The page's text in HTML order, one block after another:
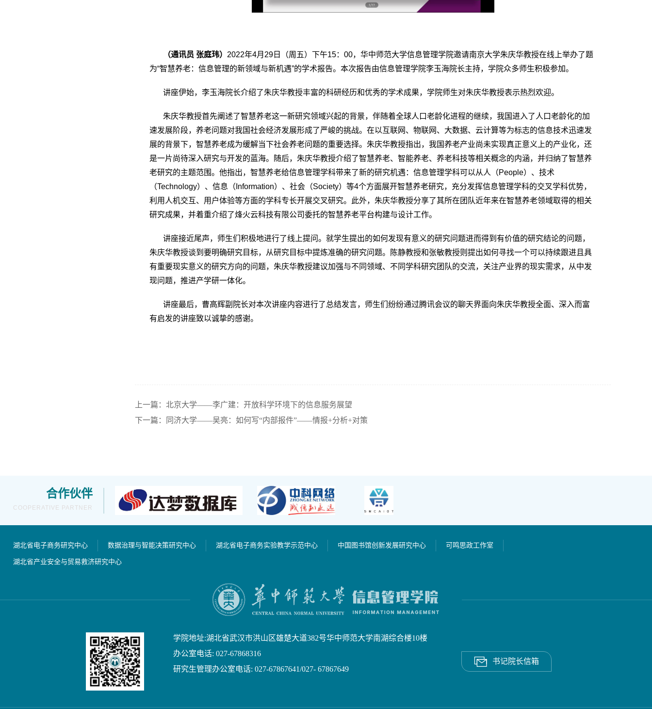
（通讯员 张庭玮） 2022年4月29日（周五）下午15：00，华中师范大学信息管理学院邀请南京大学朱庆华教授在线上举办了题
为“智慧养老：信息管理的新领域与新机遇”的学术报告。本次报告由信息管理学院李玉海院长主持，学院众多师生积极参加。
讲座伊始，李玉海院长介绍了朱庆华教授丰富的科研经历和优秀的学术成果，学院师生对朱庆华教授表示热烈欢迎。
朱庆华教授首先阐述了智慧养老这一新研究领域兴起的背景，伴随着全球人口老龄化进程的继续，我国进入了人口老龄化的加
速发展阶段，养老问题对我国社会经济发展形成了严峻的挑战。在以互联网、物联网、大数据、云计算等为标志的信息技术迅速发
展的背景下，智慧养老成为缓解当下社会养老问题的重要选择。朱庆华教授指出，我国养老产业尚未实现真正意义上的产业化，还
是一片尚待深入研究与开发的蓝海。随后，朱庆华教授介绍了智慧养老、智能养老、养老科技等相关概念的内涵，并归纳了智慧养
老研究的主题范围。他指出，智慧养老给信息管理学科带来了新的研究机遇：信息管理学科可以从人（People）、技术
（Technology）、信息（Information）、社会（Society）等4个方面展开智慧养老研究，充分发挥信息管理学科的交叉学科优势，
利用人机交互、用户体验等方面的学科专长开展交叉研究。此外，朱庆华教授分享了其所在团队近年来在智慧养老领域取得的相关
研究成果，并着重介绍了烽火云科技有限公司委托的智慧养老平台构建与设计工作。
讲座接近尾声，师生们积极地进行了线上提问。就学生提出的如何发现有意义的研究问题进而得到有价值的研究结论的问题，
朱庆华教授谈到要明确研究目标，从研究目标中提炼准确的研究问题。陈静教授和张敏教授则提出如何寻找一个可以持续跟进且具
有重要现实意义的研究方向的问题，朱庆华教授建议加强与不同领域、不同学科研究团队的交流，关注产业界的现实需求，从中发
现问题，推进产学研一体化。
讲座最后，曹高辉副院长对本次讲座内容进行了总结发言，师生们纷纷通过腾讯会议的聊天界面向朱庆华教授全面、深入而富
有启发的讲座致以诚挚的感谢。
上一篇：北京大学——李广建：开放科学环境下的信息服务展望
下一篇：同济大学——吴亮：如何写“内部报件”——情报+分析+对策
合作伙伴
COOPERATIVE PARTNER
湖北省电子商务研究中心 数据治理与智能决策研究中心 湖北省电子商务实验教学示范中心 中国图书馆创新发展研究中心 可鸣思政工作室
湖北省产业安全与贸易救济研究中心
学院地址:湖北省武汉市洪山区雄楚大道382号华中师范大学南湖综合楼10楼
办公室电话: 027-67868316
研究生管理办公室电话: 027-67867641/027- 67867649
书记院长信箱